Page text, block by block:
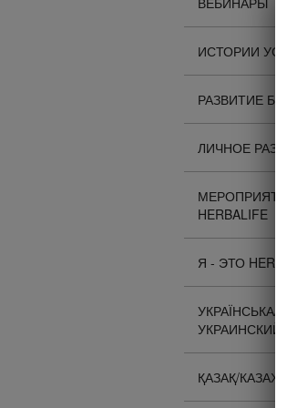
ИСТОРИИ
РАЗВИТИЕ
ЛИЧНОЕ
МЕРОПРИЯТИЯ
HERBALIFE
Я - ЭТО
УКРАЇНСЬКА/
УКРАИНСКИЙ
ҚАЗАҚ/